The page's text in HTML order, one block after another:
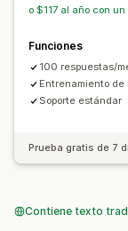
o $117 al año con
Funciones
100 respuestas/
Entrenamiento de
Soporte estándar
Prueba gratis de 7
Contiene texto